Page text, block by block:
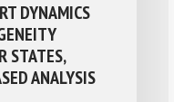
DYNAMICS
STATES,
ANALYSIS